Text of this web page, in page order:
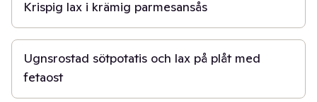
Krispig lax i krämig parmesansås
40 min
Ugnsrostad sötpotatis och lax på plåt med
fetaost
30 min